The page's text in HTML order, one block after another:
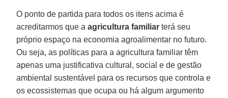
O ponto de partida para todos os itens acima é
acreditarmos que aagricultura familiar terá seu
próprio espaço na economia agroalimentar no futuro.
Ou seja, as políticas para a agricultura familiar têm
apenas uma justificativa cultural, social e de gestão
ambiental sustentável para os recursos que controla e
os ecossistemas que ocupa ou há algum argumento